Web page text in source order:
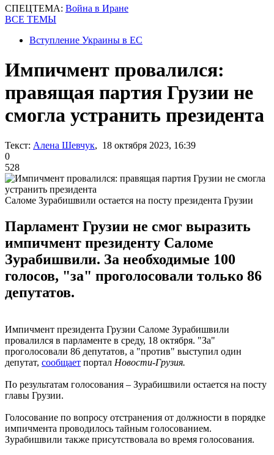
СПЕЦТЕМА: Война в Иране
ВСЕ ТЕМЫ
Вступление Украины в ЕС
Импичмент провалился:
правящая партия Грузии не
смогла устранить президента
Текст: Алена Шевчук, 18 октября 2023, 16:39
0
528
Саломе Зурабишвили остается на посту президента Грузии
Парламент Грузии не смог выразить
импичмент президенту Саломе
Зурабишвили. За необходимые 100
голосов, "за" проголосовали только 86
депутатов.
Импичмент президента Грузии Саломе Зурабишвили
провалился в парламенте в среду, 18 октября. "За"
проголосовали 86 депутатов, а "против" выступил один
депутат, сообщает портал Новости-Грузия.
По результатам голосования – Зурабишвили остается на посту
главы Грузии.
Голосование по вопросу отстранения от должности в порядке
импичмента проводилось тайным голосованием.
Зурабишвили также присутствовала во время голосования.